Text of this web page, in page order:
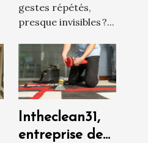
gestes répétés,
presque invisibles ?...
Intheclean31,
entreprise de